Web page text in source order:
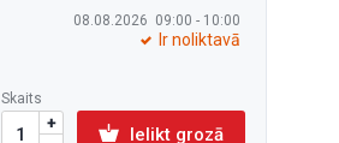
08.08.2026 09:00 - 10:00
Ir noliktavā
Skaits
Ielikt grozā